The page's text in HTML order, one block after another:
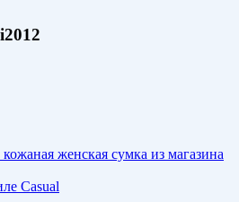
женская сумка из магазина
Casual